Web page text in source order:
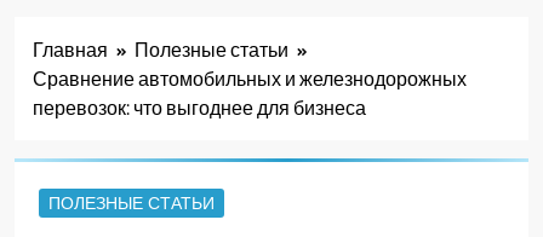
Главная
Полезные статьи
Сравнение автомобильных и железнодорожных
перевозок: что выгоднее для бизнеса
ПОЛЕЗНЫЕ СТАТЬИ